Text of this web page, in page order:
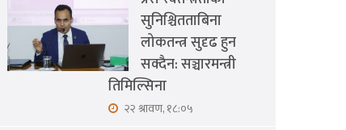
सुनिश्चितताबिना
लोकतन्त्र सुदृढ हुन
सक्दैन: सञ्चारमन्त्री
तिमिल्सिना
२२ श्रावण, १८:०५